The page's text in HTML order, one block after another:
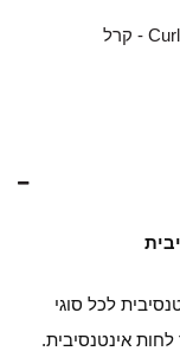
Curl Expression - קרל
לכל סוגי
אינטנסיבית.